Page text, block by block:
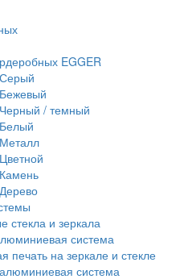
EGGER
/ темный
стекла и зеркала
система
печать на зеркале и стекле
система